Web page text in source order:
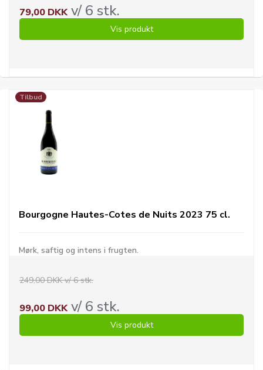
79,00 DKKv/ 6 stk.
Vis produkt
Tilbud
Bourgogne Hautes-Cotes de Nuits 2023 75 cl.
Mørk, saftig og intens i frugten.
249,00 DKK v/ 6 stk.
99,00 DKKv/ 6 stk.
Vis produkt